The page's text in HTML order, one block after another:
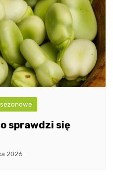
sprawdzi się
2026